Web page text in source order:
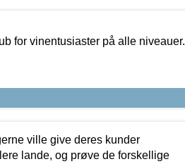
for vinentusiaster på alle niveauer.
ville give deres kunder
lande, og prøve de forskellige